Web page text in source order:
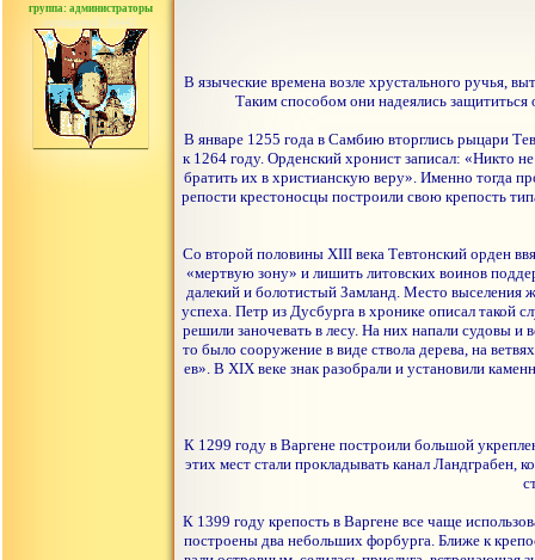
группа: администраторы
сообщений: 30442
В языческие времена возле хрустального ручья,
Таким способом они надеялись
В январе 1255 года в Самбию вторглись рыцари
к 1264 году. Орденский хронист записал: «Никто
братить их в христианскую веру». Именно тогда
репости крестоносцы построили свою крепость
Со второй половины XIII века Тевтонский орден
«мертвую зону» и лишить литовских воинов
далекий и болотистый Замланд. Место выселения
успеха. Петр из Дусбурга в хронике описал такой
решили заночевать в лесу. На них напали судовы и
то было сооружение в виде ствола дерева, на
ев». В XIX веке знак разобрали и установили
К 1299 году в Варгене построили большой
этих мест стали прокладывать канал Ландграбен,
К 1399 году крепость в Варгене все чаще
построены два небольших форбурга. Ближе к